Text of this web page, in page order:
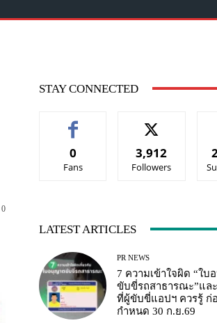
0
STAY CONNECTED
0
Fans
3,912
Followers
LATEST ARTICLES
PR NEWS
7 ความเข้าใจผิด “ใบ
ขับขี่รถสาธารณะ”แล
ที่ผู้ขับขี่แอปฯ ควรรู้ ก่
กำหนด 30 ก.ย.69